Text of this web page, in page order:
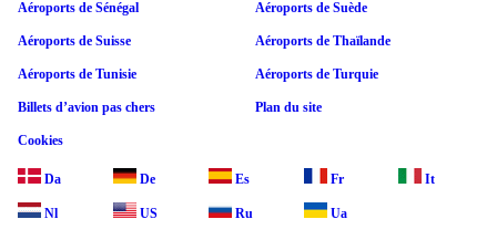
Aéroports de Sénégal Aéroports de Suède
Aéroports de Suisse Aéroports de Thaïlande
Aéroports de Tunisie Aéroports de Turquie
Billets d’avion pas chers Plan du site
Cookies
Da De Es Fr It
Nl US Ru Ua